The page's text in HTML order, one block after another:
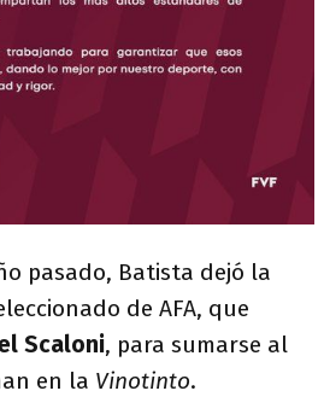
pasado, Batista dejó la
de AFA, que
Scaloni, para sumarse al
en la Vinotinto.